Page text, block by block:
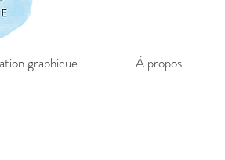
graphique À propos